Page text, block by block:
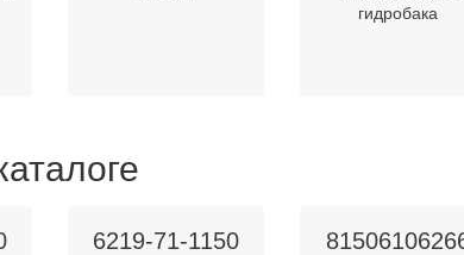
гидробака
6219-71-1150